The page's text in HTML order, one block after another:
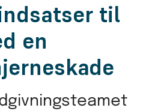
til
en